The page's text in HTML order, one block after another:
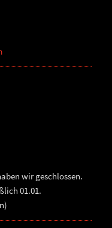
wir geschlossen.
01.01.